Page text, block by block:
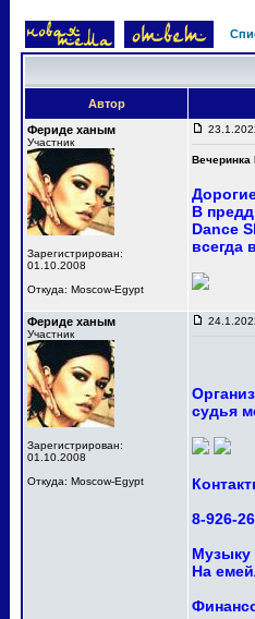
Автор
Фериде ханым
Участник
Зарегистрирован:
01.10.2008
Откуда: Moscow-Egypt
Вечеринка
В
Dance
всегда
Фериде ханым
Участник
Зарегистрирован:
01.10.2008
Откуда: Moscow-Egypt
судья
8-926-
Музыку
На